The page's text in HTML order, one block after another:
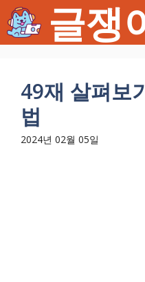
텐
츠
글쟁
49재 살펴보
법
2024년 02월 05일